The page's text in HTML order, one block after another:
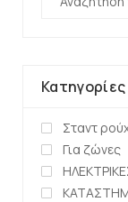
Κατηγορίες
Σταντ
Για ζώνες